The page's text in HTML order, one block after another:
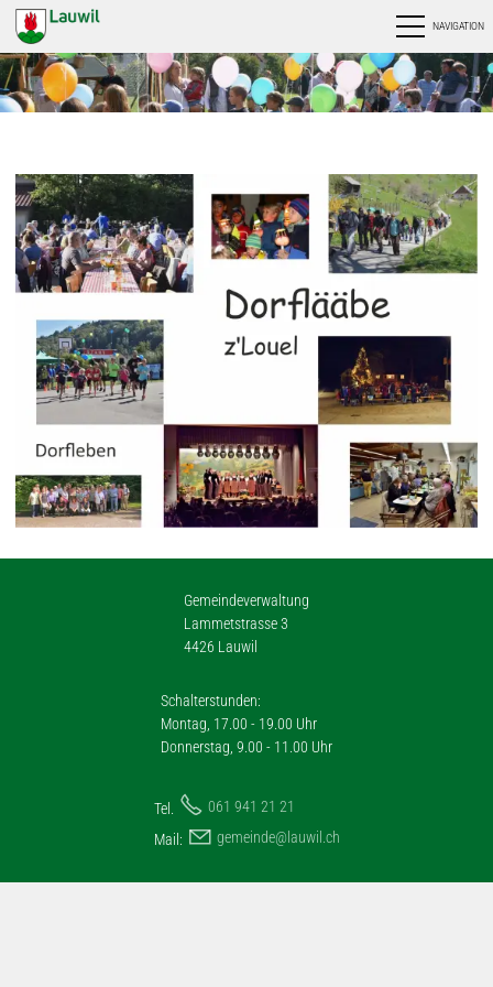
NAVIGATION
Gemeindeverwaltung
Lammetstrasse 3
4426 Lauwil
Schalterstunden:
Montag, 17.00 - 19.00 Uhr
Donnerstag, 9.00 - 11.00 Uhr
Tel.
061 941 21 21
Mail:
g m nd l w ch